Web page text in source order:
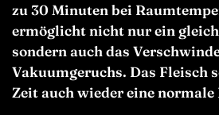
zu 30 Minuten bei
ermöglicht nicht nur ein
sondern auch das
Vakuumgeruchs. Das Fleisch
Zeit auch wieder eine normale